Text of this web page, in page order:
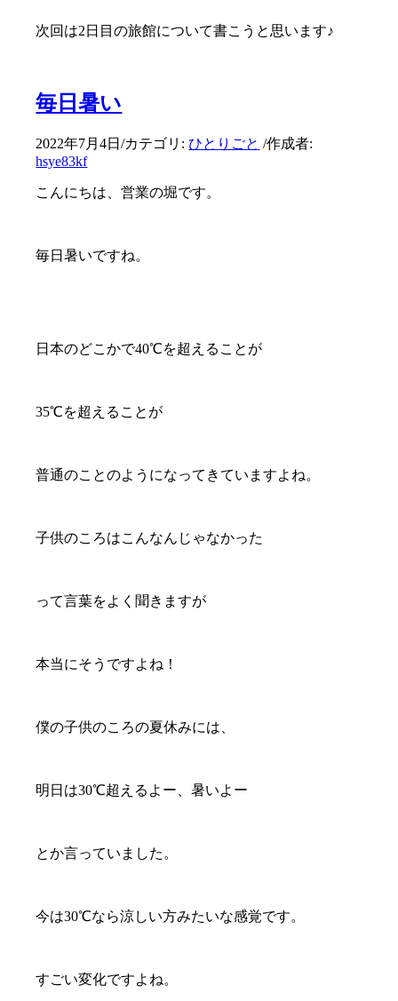
次回は2日目の旅館について書こうと思います♪
毎日暑い
2022年7月4日/カテゴリ:ひとりごと /作成者:
hsye83kf
こんにちは、営業の堀です。
毎日暑いですね。
日本のどこかで40℃を超えることが
35℃を超えることが
普通のことのようになってきていますよね。
子供のころはこんなんじゃなかった
って言葉をよく聞きますが
本当にそうですよね！
僕の子供のころの夏休みには、
明日は30℃超えるよー、暑いよー
とか言っていました。
今は30℃なら涼しい方みたいな感覚です。
すごい変化ですよね。